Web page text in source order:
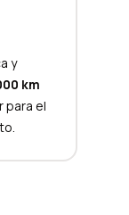
y
km
para el